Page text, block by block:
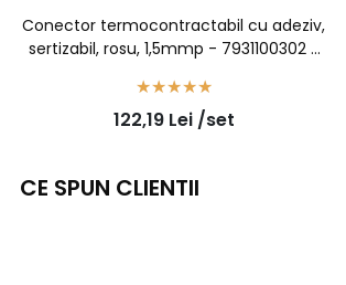
Conector termocontractabil cu adeziv,
sertizabil, rosu, 1,5mmp - 7931100302 -
122,19 Lei /set
CE SPUN CLIENTII